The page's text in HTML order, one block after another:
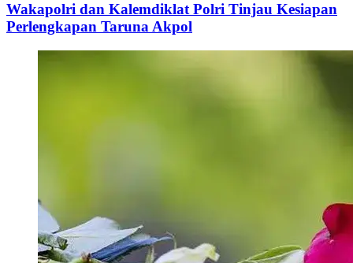
Wakapolri dan Kalemdiklat Polri Tinjau Kesiapan
Perlengkapan Taruna Akpol